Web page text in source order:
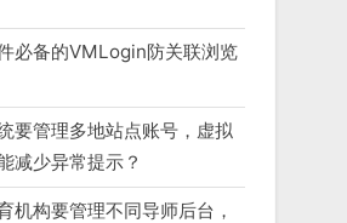
必备的VMLogin防关联浏览
要管理多地站点账号，虚拟
减少异常提示？
机构要管理不同导师后台，